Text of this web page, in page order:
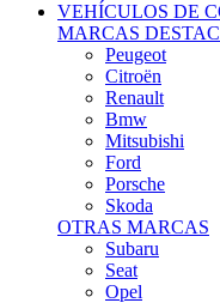
VEHÍCULOS DE
MARCAS
Peugeot
Citroën
Renault
Bmw
Mitsubishi
Ford
Porsche
Skoda
OTRAS MARCAS
Subaru
Seat
Opel